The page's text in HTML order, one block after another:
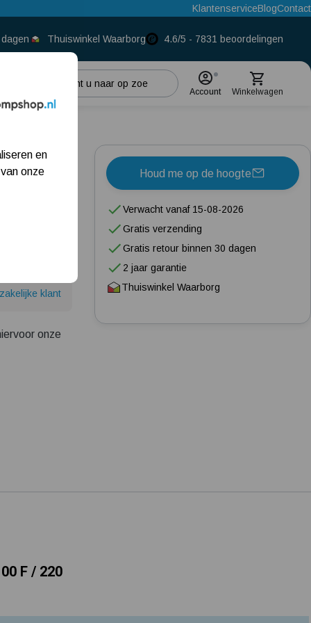
KlantenserviceBlogContact
Thuiswinkel Waarborg 4.6/5 - 7831 beoordelingen
Beregeningspomp
Meest gelezen blogs
Tuin besproeien? Lees hier welke tuinpomp u nodig heeft
Account Winkelwagen
klant
onze
Houd me op de hoogte
Verwacht vanaf 15-08-2026
Gratis verzending
Gratis retour binnen 30 dagen
2 jaar garantie
Thuiswinkel Waarborg
F / 220
en
onze